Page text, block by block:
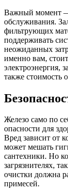
Важный момент —
обслуживания.
фильтрующих
поддерживать
неожиданных
именно вам,
электроэнергия,
также стоимость
Железо само по
опасности для
Вред зависит от
может мешать
сантехники. Но
загрязнителях,
очистки должна
примесей.